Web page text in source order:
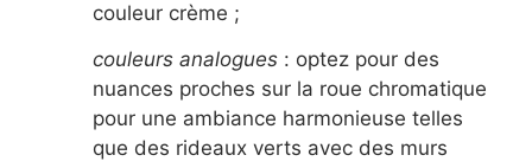
couleur crème ;
couleurs analogues : optez pour des
nuances proches sur la roue chromatique
pour une ambiance harmonieuse telles
que des rideaux verts avec des murs